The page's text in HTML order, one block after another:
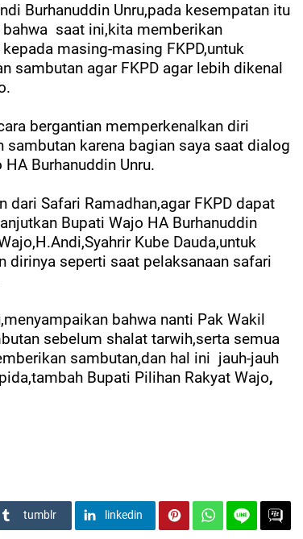
Burhanuddin Unru,pada kesempatan itu
saat ini,kita memberikan
masing-masing FKPD,untuk
sambutan agar FKPD agar lebih dikenal
bergantian memperkenalkan diri
karena bagian saya saat dialog
Burhanuddin Unru.
dari Safari Ramadhan,agar FKPD dapat
Bupati Wajo HA Burhanuddin
Kube Dauda,untuk
dirinya seperti saat pelaksanaan safari
bahwa nanti Pak Wakil
sebelum shalat tarwih,serta semua
sambutan,dan hal ini jauh-jauh
Bupati Pilihan Rakyat Wajo,
tumblr linkedin